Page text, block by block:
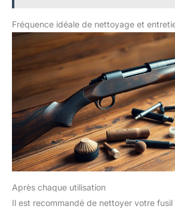
Pro-Shot pour canon offre une méthode
inspecter le canon de votre arme à feu.
pistolets et les carabines, cet outil est
plupart des calibres (à partir du .22 CF) et
ambiante pour révéler clairement les
résidus ou les obstructions à
Fréquence idéale de nettoyage et
Après chaque utilisation
Il est recommandé de nettoyer votre